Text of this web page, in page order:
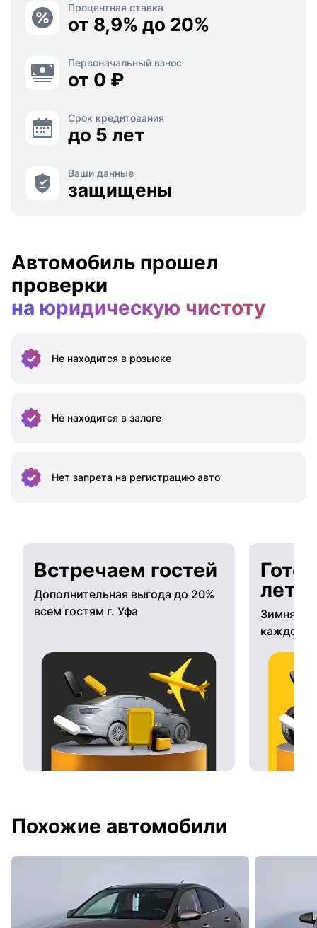
Процентная ставка
от 8,9% до 20%
Первоначальный взнос
от 0 ₽
Срок кредитования
до 5 лет
Ваши данные
защищены
Автомобиль прошел
проверки
на юридическую чистоту
Не находится в розыске
Не находится в залоге
Нет запрета на регистрацию авто
Встречаем гостей
Дополнительная выгода до 20%
всем гостям г. Уфа
Зимняя
каждому
Похожие автомобили